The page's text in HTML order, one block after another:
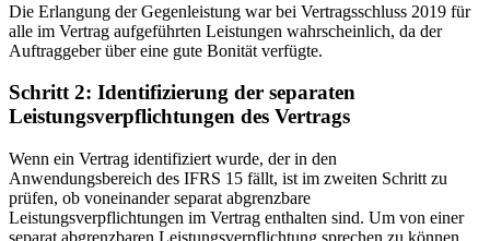
Die Erlangung der Gegenleistung war bei Vertragsschluss 2019 für
alle im Vertrag aufgeführten Leistungen wahrscheinlich, da der
Auftraggeber über eine gute Bonität verfügte.
Schritt 2: Identifizierung der separaten
Leistungsverpflichtungen des Vertrags
Wenn ein Vertrag identifiziert wurde, der in den
Anwendungsbereich des IFRS 15 fällt, ist im zweiten Schritt zu
prüfen, ob voneinander separat abgrenzbare
Leistungsverpflichtungen im Vertrag enthalten sind. Um von einer
separat abgrenzbaren Leistungsverpflichtung sprechen zu können,